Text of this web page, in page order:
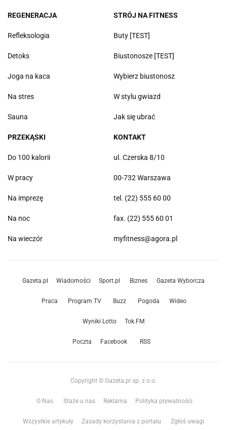
REGENERACJA
Refleksologia
Detoks
Joga na kaca
Na stres
Sauna
STRÓJ NA FITNESS
Buty [TEST]
Biustonosze [TEST]
Wybierz biustonosz
W stylu gwiazd
Jak się ubrać
PRZEKĄSKI
Do 100 kalorii
W pracy
Na imprezę
Na noc
Na wieczór
KONTAKT
ul. Czerska 8/10
00-732 Warszawa
tel. (22) 555 60 00
fax. (22) 555 60 01
myfitness@agora.pl
Gazeta.pl Wiadomości Sport.pl Biznes Gazeta Wyborcza
Praca Program TV Buzz Pogoda Wideo
Wyniki Lotto Tok.FM
Poczta Facebook RSS
Copyright © Gazeta.pl sp. z o.o.
O Nas Staże u nas Reklama Polityka prywatności
Wszystkie artykuły Zasady korzystania z portalu Zgłoś uwagi